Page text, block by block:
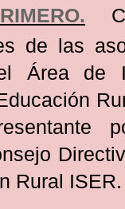
de las
Área de
Rural ISER.